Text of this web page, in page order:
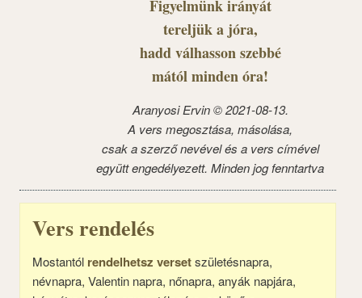
Figyelmünk irányát
tereljük a jóra,
hadd válhasson szebbé
mától minden óra!
Aranyosi Ervin © 2021-08-13.
A vers megosztása, másolása,
csak a szerző nevével és a vers címével
együtt engedélyezett. Minden jog fenntartva
Vers rendelés
Mostantól rendelhetsz versetszületésnapra,
névnapra, Valentin napra, nőnapra, anyák napjára,